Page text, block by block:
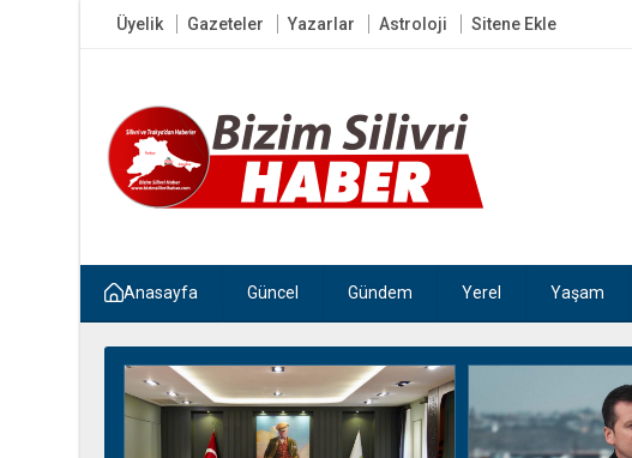
Üyelik Gazeteler Yazarlar Astroloji Sitene Ekle
Anasayfa Güncel Gündem Yerel Yaşam